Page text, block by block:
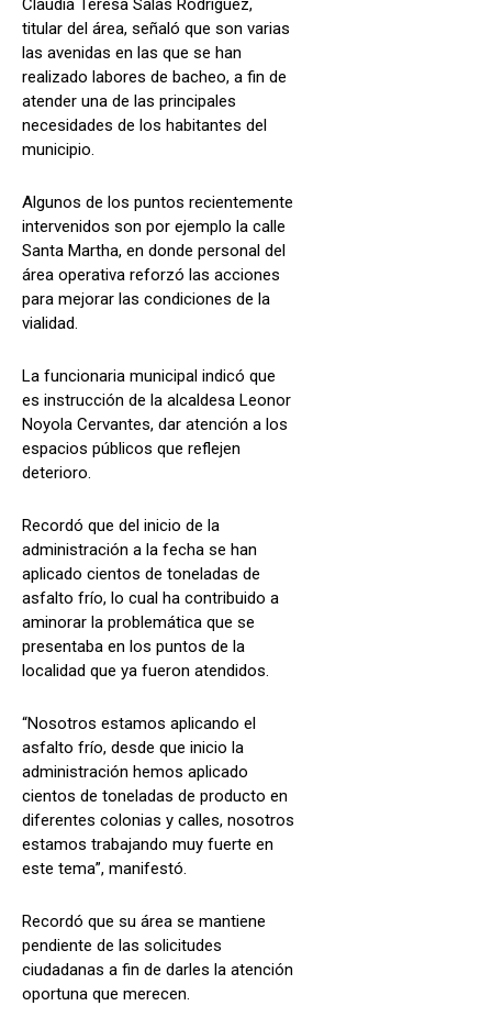
titular del área, señaló que son varias
las avenidas en las que se han
realizado labores de bacheo, a fin de
atender una de las principales
necesidades de los habitantes del
municipio.
Algunos de los puntos recientemente
intervenidos son por ejemplo la calle
Santa Martha, en donde personal del
área operativa reforzó las acciones
para mejorar las condiciones de la
vialidad.
La funcionaria municipal indicó que
es instrucción de la alcaldesa Leonor
Noyola Cervantes, dar atención a los
espacios públicos que reflejen
deterioro.
Recordó que del inicio de la
administración a la fecha se han
aplicado cientos de toneladas de
asfalto frío, lo cual ha contribuido a
aminorar la problemática que se
presentaba en los puntos de la
localidad que ya fueron atendidos.
“Nosotros estamos aplicando el
asfalto frío, desde que inicio la
administración hemos aplicado
cientos de toneladas de producto en
diferentes colonias y calles, nosotros
estamos trabajando muy fuerte en
este tema”, manifestó.
Recordó que su área se mantiene
pendiente de las solicitudes
ciudadanas a fin de darles la atención
oportuna que merecen.